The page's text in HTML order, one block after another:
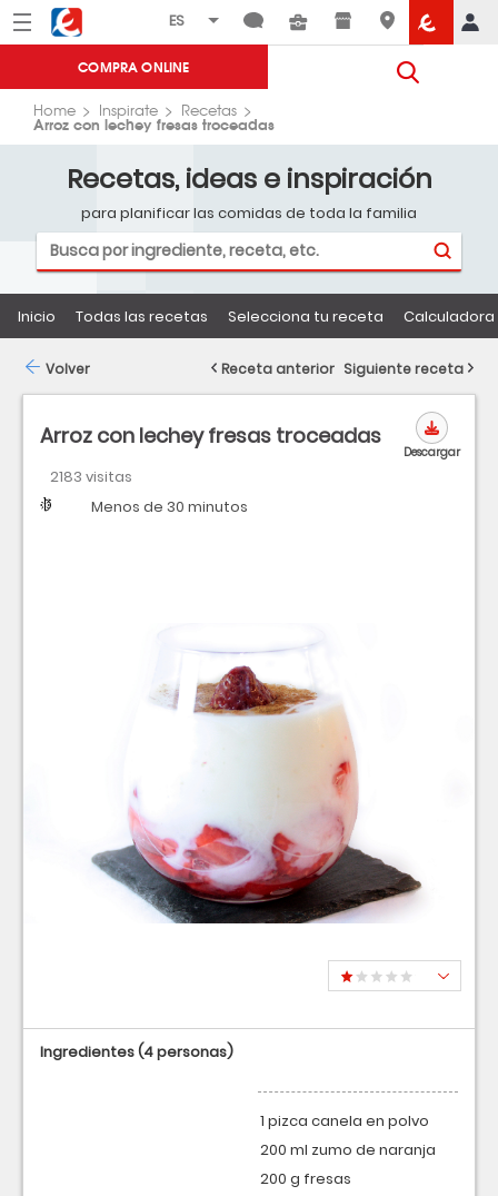
Menú Eroski
COMPRA ONLINE
Home Inspirate Recetas
Arroz con lechey fresas troceadas
Recetas, ideas e inspiración
para planificar las comidas de toda la familia
Inicio Todas las recetas Selecciona tu receta
Arroz con lechey fresas troceadas
2183 visitas
Dificultad
Tiempo Menos de 30 minutos
Descargar
Ingredientes(4 personas)
1 pizca canela en polvo
200 ml zumo de naranja
200 g fresas
Volver Receta anterior Siguiente receta